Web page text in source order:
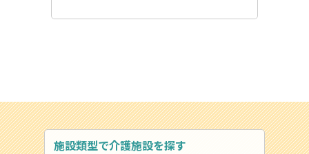
施設類型で介護施設を探す